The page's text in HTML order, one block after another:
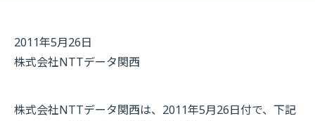
2011年5月26日
株式会社NTTデータ関西
株式会社NTTデータ関西は、2011年5月26日付で、下記